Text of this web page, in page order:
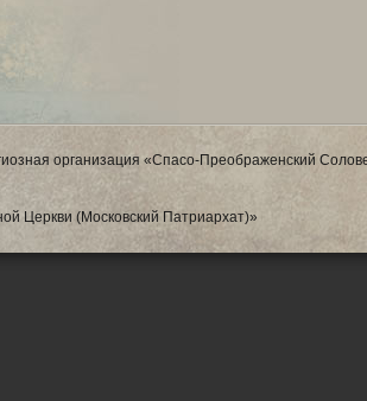
организация «Спасо-Преображенский
Церкви (Московский Патриархат)»